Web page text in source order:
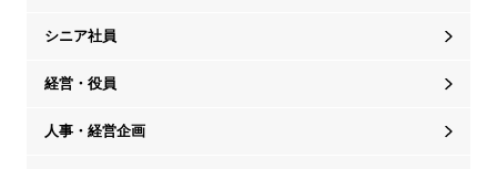
シニア社員
経営・役員
人事・経営企画